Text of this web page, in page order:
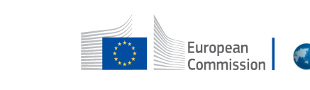
Премини към основното съдържание